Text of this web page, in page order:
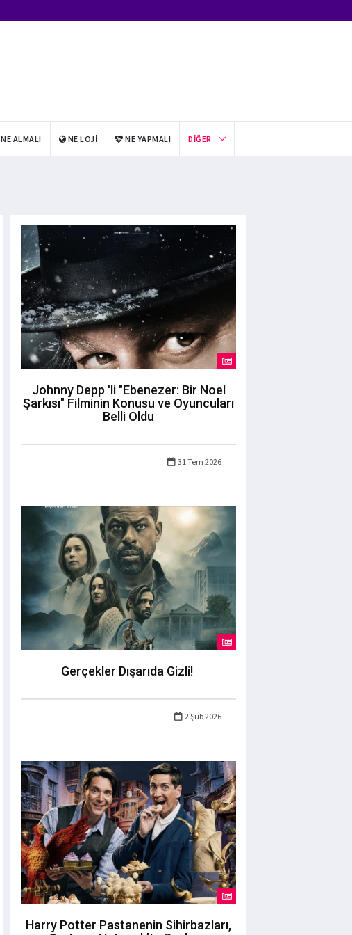
NE ALMALI NE LOJI NE YAPMALI DIĞER
Johnny Depp 'li "Ebenezer: Bir Noel
Şarkısı" Filminin Konusu ve Oyuncuları
Belli Oldu
31 Tem 2026
Gerçekler Dışarıda Gizli!
2 Şub 2026
Harry Potter Pastanenin Sihirbazları,